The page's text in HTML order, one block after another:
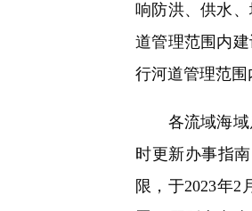
响防洪、供水
道管理范围内
行河道管理范围
各流域海域局
时更新办事指
限，于2023年